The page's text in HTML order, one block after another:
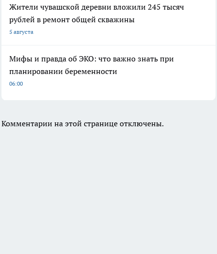
Жители чувашской деревни вложили 245 тысяч
рублей в ремонт общей скважины
5 августа
Мифы и правда об ЭКО: что важно знать при
планировании беременности
06:00
Комментарии на этой странице отключены.